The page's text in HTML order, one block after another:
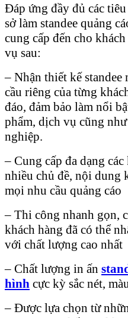
Đáp ứng đầy đủ các
sở làm standee quảng
cung cấp đến cho
vụ sau:
– Nhận thiết kế
cầu riêng của từng
đáo, đảm bảo làm nổi
phẩm, dịch vụ cũng
nghiệp.
– Cung cấp đa dạng
nhiều chủ đề, nội dung
mọi nhu cầu quảng cáo
– Thi công nhanh gọn,
khách hàng đã có thể
với chất lượng cao nhất
– Chất lượng in ấn
hình cực kỳ sắc nét,
– Được lựa chọn từ